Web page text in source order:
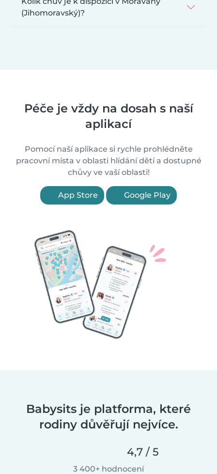
(Jihomoravský)?
Péče je vždy na dosah s naší
aplikací
Pomocí naší aplikace si rychle prohlédněte
pracovní místa v oblasti hlídání dětí a dostupné
chůvy ve vaší oblasti!
App Store Google Play
Babysits je platforma, které
rodiny důvěřují nejvíce.
4,7 / 5
3 400+ hodnocení